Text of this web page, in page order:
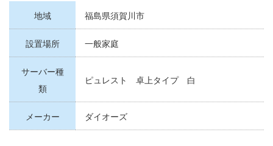
地域 福島県須賀川市
設置場所 一般家庭
サーバー種
類
ピュレスト 卓上タイプ 白
メーカー ダイオーズ